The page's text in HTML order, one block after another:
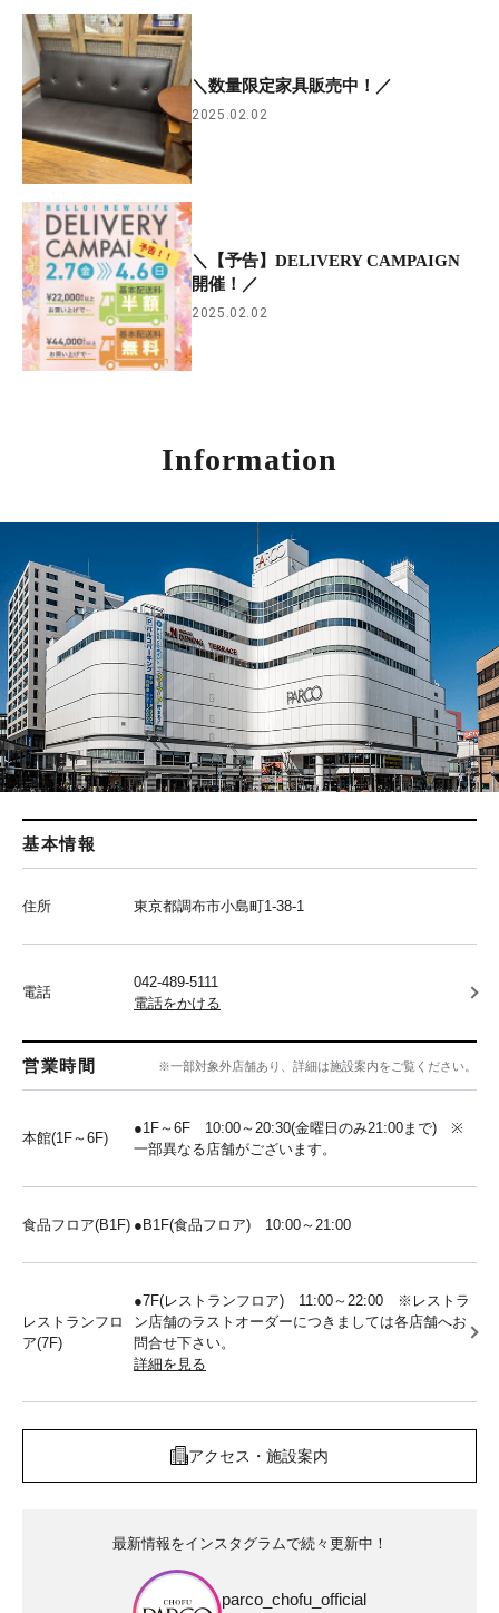
＼数量限定家具販売中！／
2025.02.02
＼【予告】DELIVERY CAMPAIGN
開催！／
2025.02.02
Information
基本情報
住所 東京都調布市小島町1-38-1
電話
042-489-5111
電話をかける
営業時間 ※一部対象外店舗あり、詳細は施設案内をご覧ください。
本館(1F～6F)
●1F～6F 10:00～20:30(金曜日のみ21:00まで) ※
一部異なる店舗がございます。
食品フロア(B1F) ●B1F(食品フロア) 10:00～21:00
レストランフロ
ア(7F)
●7F(レストランフロア) 11:00～22:00 ※レストラ
ン店舗のラストオーダーにつきましては各店舗へお
問合せ下さい。
詳細を見る
アクセス・施設案内
最新情報をインスタグラムで続々更新中！
parco_chofu_official